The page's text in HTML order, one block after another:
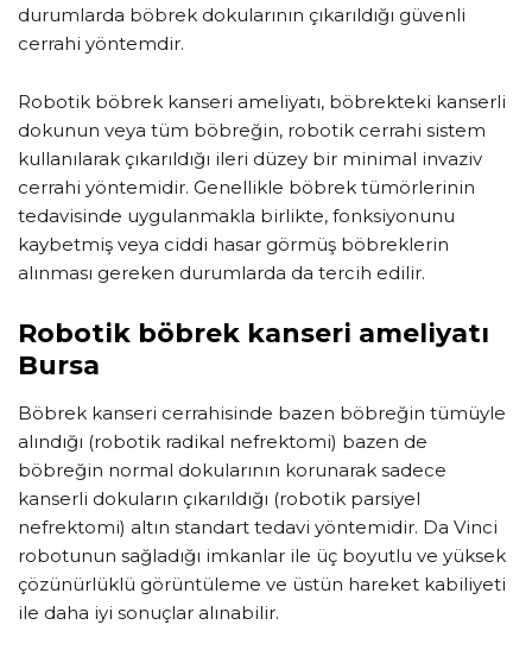
durumlarda böbrek dokularının çıkarıldığı güvenli
cerrahi yöntemdir.
Robotik böbrek kanseri ameliyatı, böbrekteki kanserli
dokunun veya tüm böbreğin, robotik cerrahi sistem
kullanılarak çıkarıldığı ileri düzey bir minimal invaziv
cerrahi yöntemidir. Genellikle böbrek tümörlerinin
tedavisinde uygulanmakla birlikte, fonksiyonunu
kaybetmiş veya ciddi hasar görmüş böbreklerin
alınması gereken durumlarda da tercih edilir.
Robotik böbrek kanseri ameliyatı
Bursa
Böbrek kanseri cerrahisinde bazen böbreğin tümüyle
alındığı (robotik radikal nefrektomi) bazen de
böbreğin normal dokularının korunarak sadece
kanserli dokuların çıkarıldığı (robotik parsiyel
nefrektomi) altın standart tedavi yöntemidir. Da Vinci
robotunun sağladığı imkanlar ile üç boyutlu ve yüksek
çözünürlüklü görüntüleme ve üstün hareket kabiliyeti
ile daha iyi sonuçlar alınabilir.